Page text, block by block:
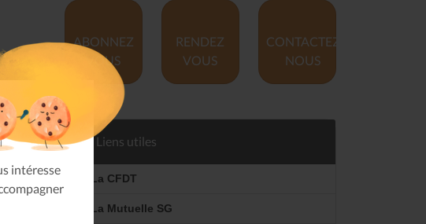
intéresse
ABONNEZ
VOUS
RENDEZ
VOUS
CONTACTEZ
NOUS
Liens utiles
La CFDT
La Mutuelle SG